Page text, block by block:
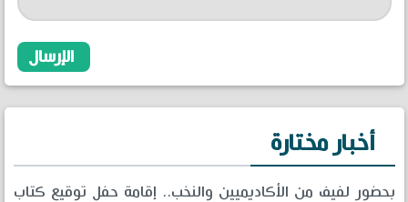
أخبار مختارة
بحضور لفيف من الأكاديميين والنخب.. إقامة حفل توقيع كتاب